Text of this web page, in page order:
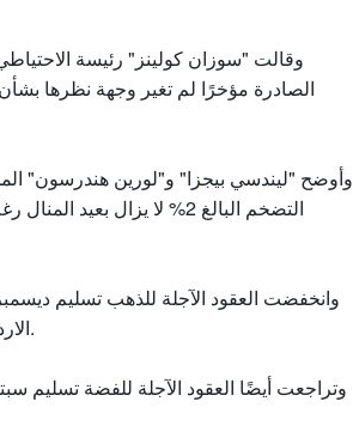
وقالت "سوزان كولينز" رئيسة
الصادرة مؤخرًا لم تغير وجهة نظرها
وأوضح "ليندسي بيجزا" و"لورين هندرسون"
التضخم البالغ 2% لا يزال
الاردن، كما هبط سعر التسليم الفوري بنسبة 0.28% إلى 1746.03 دولار للأوقية.